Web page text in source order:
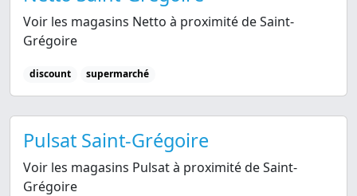
Voir les magasins Netto à proximité de Saint-
Grégoire
discount supermarché
Pulsat Saint-Grégoire
Voir les magasins Pulsat à proximité de Saint-
Grégoire